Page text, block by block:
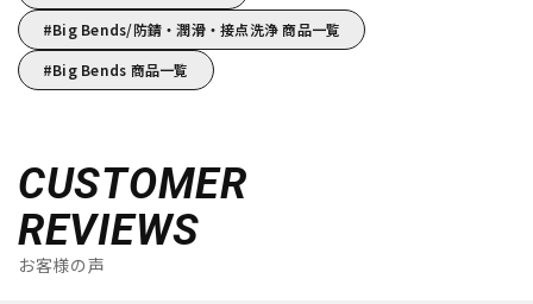
Big Bends/防錆・潤滑・接点洗浄 商品一覧
Big Bends 商品一覧
CUSTOMER
REVIEWS
お客様の声